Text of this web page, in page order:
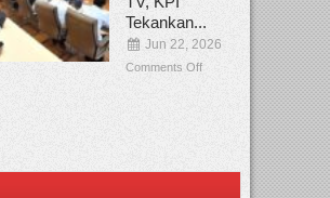
Tekankan...
Jun 22, 2026
Comments Off